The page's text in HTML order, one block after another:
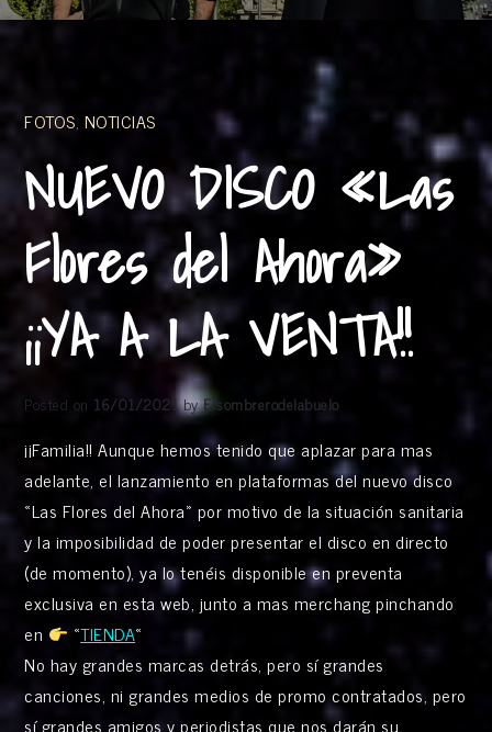
FOTOS, NOTICIAS
NUEVO DISCO «Las
Flores del Ahora»
¡¡YA A LA VENTA!!
Posted on 16/01/2021byElsombrerodelabuelo
¡¡Familia!! Aunque hemos tenido que aplazar para mas
adelante, el lanzamiento en plataformas del nuevo disco
«Las Flores del Ahora» por motivo de la situación sanitaria
y la imposibilidad de poder presentar el disco en directo
(de momento), ya lo tenéis disponible en preventa
exclusiva en esta web, junto a mas merchang pinchando
en
«TIENDA«
No hay grandes marcas detrás, pero sí grandes
canciones, ni grandes medios de promo contratados, pero
sí grandes amigos y periodistas que nos darán su